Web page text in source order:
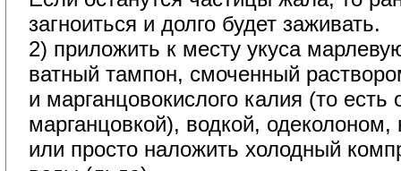
загноиться и долго будет заживать.
2) приложить к месту укуса
ватный тампон, смоченный
и марганцовокислого калия (то есть
марганцовкой), водкой,
или просто наложить холодный